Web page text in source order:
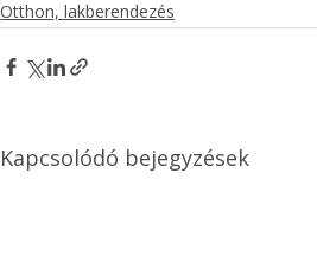
Otthon, lakberendezés
Kapcsolódó bejegyzések